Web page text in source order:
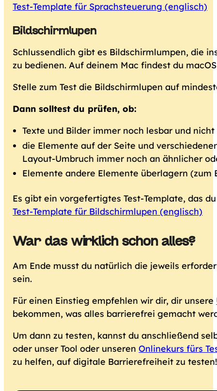
Test-Template für Sprachsteuerung (englisch)
Bildschirmlupen
Schlussendlich gibt es Bildschirmlumpen, die
zu bedienen. Auf deinem Mac findest du
Stelle zum Test die Bildschirmlupen auf
Dann solltest du prüfen, ob:
Texte und Bilder immer noch lesbar und
die Elemente auf der Seite und
Layout-Umbruch immer noch an ähnlicher
Elemente andere Elemente überlagern
Es gibt ein vorgefertigtes Test-Template, das
Test-Template für Bildschirmlupen (englisch)
War das wirklich schon alles?
Am Ende musst du natürlich die jeweils
sein.
Für einen Einstieg empfehlen wir dir, dir unsere
bekommen, was alles barrierefrei gemacht
Um dann zu testen, kannst du anschließend
oder unser Tool oder unserenOnlinekurs fürs
zu helfen, auf digitale Barrierefreiheit zu testen!